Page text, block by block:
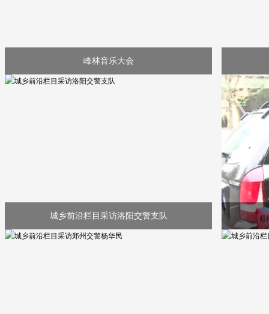
峰林音乐大会
城乡前沿栏目采访洛阳交警支队